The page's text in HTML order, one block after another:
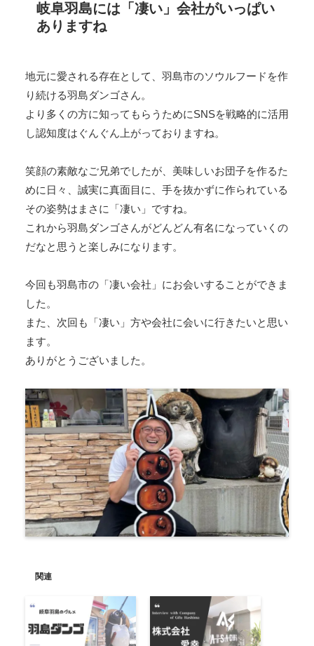
岐阜羽島には「凄い」会社がいっぱい
ありますね
地元に愛される存在として、羽島市のソウルフードを作
り続ける羽島ダンゴさん。
より多くの方に知ってもらうためにSNSを戦略的に活用
し認知度はぐんぐん上がっておりますね。
笑顔の素敵なご兄弟でしたが、美味しいお団子を作るた
めに日々、誠実に真面目に、手を抜かずに作られている
その姿勢はまさに「凄い」ですね。
これから羽島ダンゴさんがどんどん有名になっていくの
だなと思うと楽しみになります。
今回も羽島市の「凄い会社」にお会いすることができま
した。
また、次回も「凄い」方や会社に会いに行きたいと思い
ます。
ありがとうございました。
関連